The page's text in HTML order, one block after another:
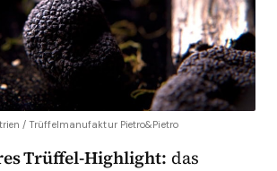
/ Trüffelmanufaktur Pietro&Pietro
Trüffel-Highlight: das